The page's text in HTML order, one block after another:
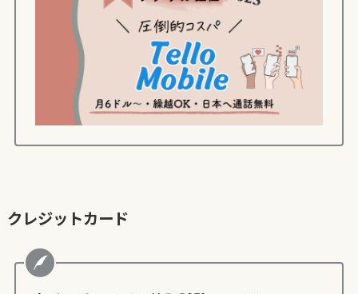
クレジットカード